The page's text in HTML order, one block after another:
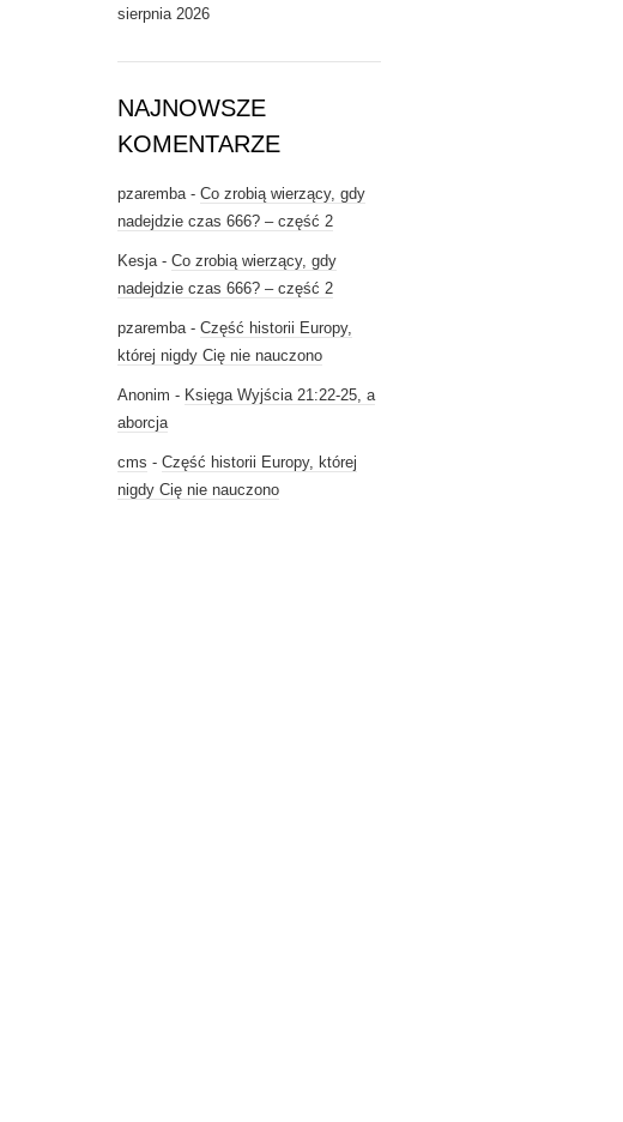
sierpnia 2026
NAJNOWSZE
KOMENTARZE
pzaremba- Co zrobią wierzący, gdy
nadejdzie czas 666? – część 2
Kesja- Co zrobią wierzący, gdy
nadejdzie czas 666? – część 2
pzaremba- Część historii Europy,
której nigdy Cię nie nauczono
Anonim - Księga Wyjścia 21:22-25, a
aborcja
cms - Część historii Europy, której
nigdy Cię nie nauczono